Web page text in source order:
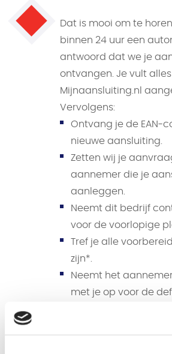
Dat is mooi om te
binnen 24 uur een
antwoord dat we je
ontvangen. Je vult
Mijnaansluiting.nl
Vervolgens:
Ontvang je de EAN-
nieuwe aansluiting.
Zetten wij je
aannemer die je
aanleggen.
Neemt dit bedrijf
voor de voorlopige
Tref je alle
zijn*.
Neemt het
met je op voor de
Komen zij 2 weken